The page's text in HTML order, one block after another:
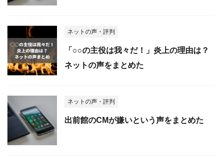
ネットの声・評判
「○○の主役は我々だ！」炎上の理由は？
ネットの声をまとめた
ネットの声・評判
出前館のCMが嫌いという声をまとめた